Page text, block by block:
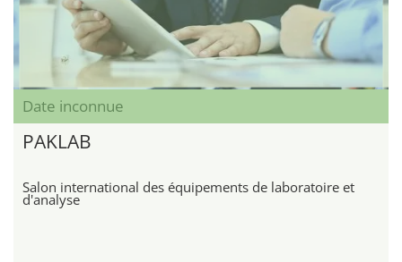
Date inconnue
PAKLAB
Salon international des équipements de laboratoire et
d'analyse